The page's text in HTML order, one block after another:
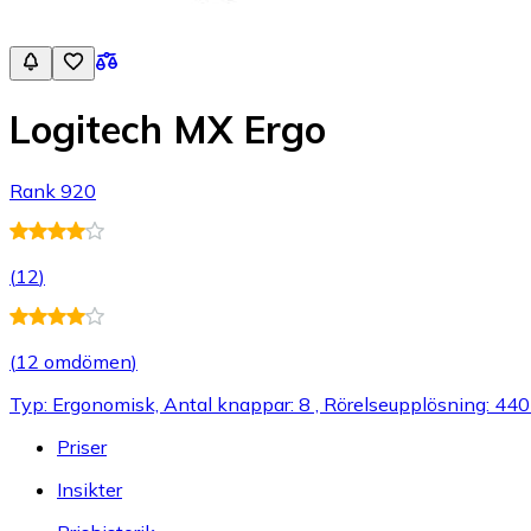
Logitech MX Ergo
Rank 920
(12)
(12 omdömen)
Typ: Ergonomisk, Antal knappar: 8 , Rörelseupplösning:
Priser
Insikter